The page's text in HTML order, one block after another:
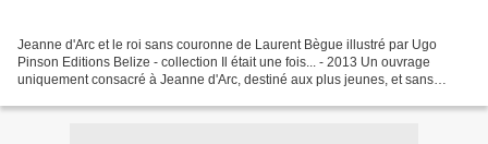
Jeanne d'Arc et le roi sans couronne de Laurent Bègue illustré par Ugo
Pinson Editions Belize - collection Il était une fois... - 2013 Un ouvrage
uniquement consacré à Jeanne d'Arc, destiné aux plus jeunes, et sans